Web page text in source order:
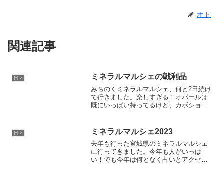
オト
関連記事
日々 ミネラルマルシェの戦利品
みちのくミネラルマルシェ、何と2日続け
て行きました。楽しすぎる！オパールは
既にいっぱい持ってるけど、カボション
い、でもサイズが少し大きいのでコレク
ションケースには収まら...
日々 ミネラルマルシェ2023
去年も行った宮城県のミネラルマルシェ
に行ってきました。今年も人がいっぱ
い！でも今年は何となく占いとアクセサ